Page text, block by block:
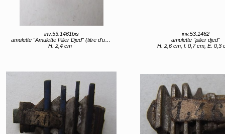
inv.53.1461bis
amulette "Amulette Pilier Djed" (titre d'usage)
H. 2,4 cm
inv.53.1462
amulette "pilier djed"
H. 2,6 cm, l. 0,7 cm, E. 0,3